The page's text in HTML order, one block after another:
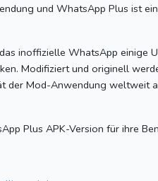
und WhatsApp Plus ist
inoffizielle WhatsApp einige
Modifiziert und originell
der Mod-Anwendung weltweit
Plus APK-Version für ihre